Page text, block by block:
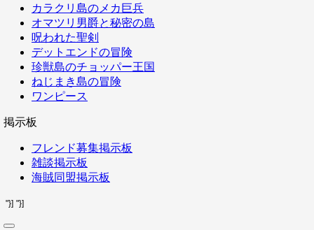
カラクリ島のメカ巨兵
オマツリ男爵と秘密の島
呪われた聖剣
デットエンドの冒険
珍獣島のチョッパー王国
ねじまき島の冒険
ワンピース
掲示板
フレンド募集掲示板
雑談掲示板
海賊同盟掲示板
"}] "}]